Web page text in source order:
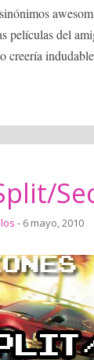
películas del
creería
- 6 mayo, 2010